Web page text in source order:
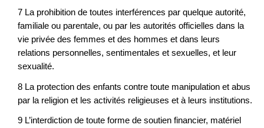
7 La prohibition de toutes interférences par quelque autorité,
familiale ou parentale, ou par les autorités officielles dans la
vie privée des femmes et des hommes et dans leurs
relations personnelles, sentimentales et sexuelles, et leur
sexualité.
8 La protection des enfants contre toute manipulation et abus
par la religion et les activités religieuses et à leurs institutions.
9 L’interdiction de toute forme de soutien financier, matériel